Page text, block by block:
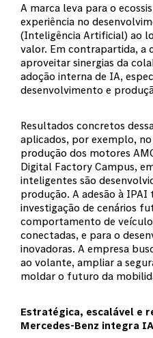
A marca leva para o
experiência no
(Inteligência Artificial) ao
valor. Em contrapartida, a
aproveitar sinergias da
adoção interna de IA,
desenvolvimento e
Resultados concretos
aplicados, por exemplo,
produção dos motores
Digital Factory Campus,
inteligentes são
produção. A adesão à
investigação de cenários
comportamento de
conectadas, e para o
inovadoras. A empresa
ao volante, ampliar a
moldar o futuro da
Estratégica, escalável e
Mercedes-Benz integra